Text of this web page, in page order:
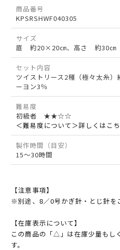
商品番号
KPSRSHWF040305
サイズ
底 約20×20㎝、高さ 約30㎝（
セット内容
ツイストリース2種（極々太糸
ーヨン3％
難易度
初級者 ★★☆☆
＜難易度について＞詳しくはこ
製作時間（目安）
15～30時間
【注意事項】
※別途、8／0号かぎ針・とじ針を
【在庫表示について】
この商品の「△」は在庫少量もし
す。